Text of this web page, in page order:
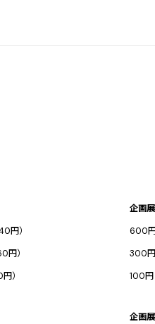
企画
円）
600
円）
300
） 100
企画